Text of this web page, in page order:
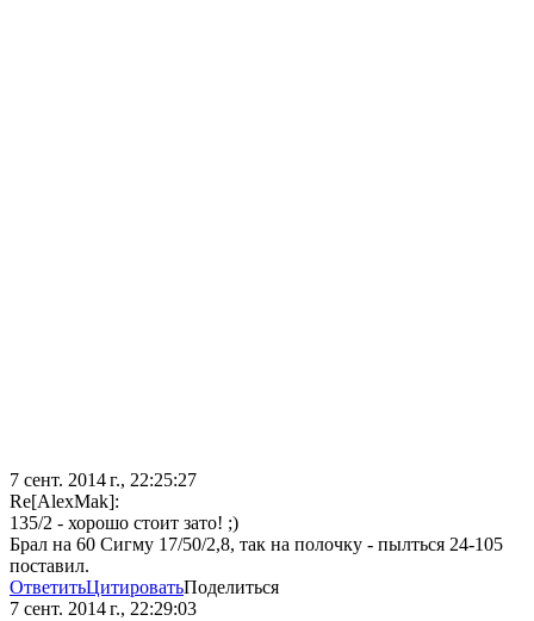
7 сент. 2014 г., 22:25:27
Re[AlexMak]:
135/2 - хорошо стоит зато! ;)
Брал на 60 Сигму 17/50/2,8, так на полочку - пылться 24-105
поставил.
ОтветитьЦитироватьПоделиться
7 сент. 2014 г., 22:29:03